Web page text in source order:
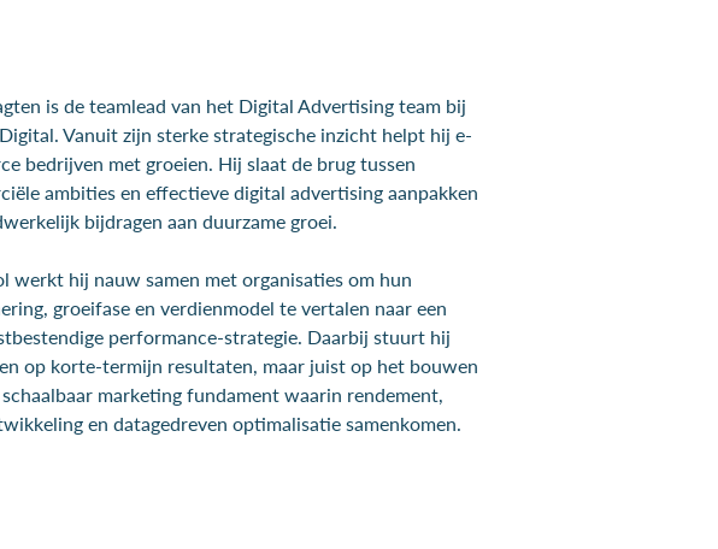
is de teamlead van het Digital Advertising team bij
Vanuit zijn sterke strategische inzicht helpt hij e-
bedrijven met groeien. Hij slaat de brug tussen
ambities en effectieve digital advertising aanpakken
bijdragen aan duurzame groei.
werkt hij nauw samen met organisaties om hun
groeifase en verdienmodel te vertalen naar een
performance-strategie. Daarbij stuurt hij
op korte-termijn resultaten, maar juist op het bouwen
marketing fundament waarin rendement,
en datagedreven optimalisatie samenkomen.